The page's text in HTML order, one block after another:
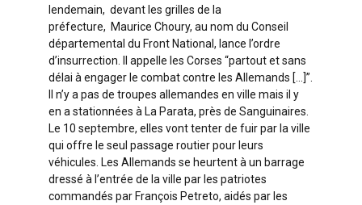
lendemain, devant les grilles de la
préfecture, Maurice Choury, au nom du Conseil
départemental du Front National, lance l’ordre
d’insurrection. Il appelle les Corses “partout et sans
délai à engager le combat contre les Allemands […]”.
Il n’y a pas de troupes allemandes en ville mais il y
en a stationnées à La Parata, près de Sanguinaires.
Le 10 septembre, elles vont tenter de fuir par la ville
qui offre le seul passage routier pour leurs
véhicules. Les Allemands se heurtent à un barrage
dressé à l’entrée de la ville par les patriotes
commandés par François Petreto, aidés par les